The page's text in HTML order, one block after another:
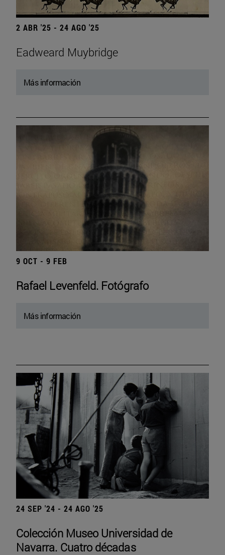
2 ABR '25 - 24 AGO '25
Eadweard Muybridge
Más información
9 OCT - 9 FEB
Rafael Levenfeld. Fotógrafo
Más información
24 SEP '24 - 24 AGO '25
Colección Museo Universidad de
Navarra. Cuatro décadas